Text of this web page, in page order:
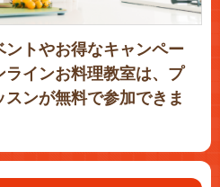
ントやお得なキャンペー
ラインお料理教室は、プ
ンが無料で参加できま